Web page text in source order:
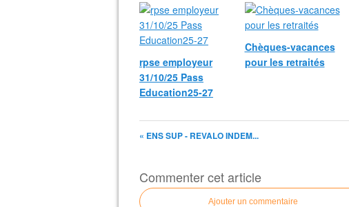
rpse employeur
31/10/25 Pass
Education25-27
Chèques-vacances
pour les retraités
« ENS SUP - REVALO INDEM...
Commenter cet article
Ajouter un commentaire